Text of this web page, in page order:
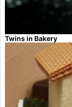
Twins in Bakery